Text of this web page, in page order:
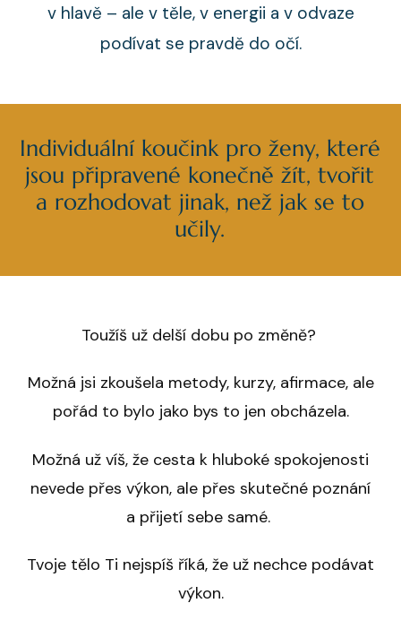
v hlavě – ale v těle, v energii a v odvaze
podívat se pravdě do očí.
Individuální koučink pro ženy, které
jsou připravené konečně žít, tvořit
a rozhodovat jinak, než jak se to
učily.
Toužíš už delší dobu po změně?
Možná jsi zkoušela metody, kurzy, afirmace, ale
pořád to bylo jako bys to jen obcházela.
Možná už víš, že cesta k hluboké spokojenosti
nevede přes výkon, ale přes skutečné poznání
a přijetí sebe samé.
Tvoje tělo Ti nejspíš říká, že už nechce podávat
výkon.